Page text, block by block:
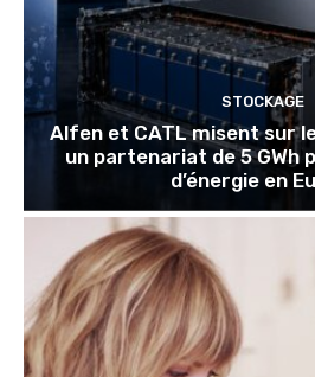
STOCKAGE
Alfen et CATL misent sur
un partenariat de 5 GWh
d’énergie en